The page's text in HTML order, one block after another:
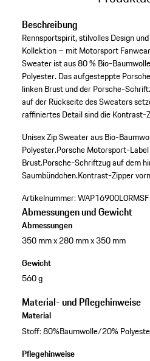
Beschreibung
Rennsportspirit, stilvolles Design
Kollektion – mit Motorsport
Sweater ist aus 80 % Bio-
Polyester. Das aufgesteppte
linken Brust und der Porsche-
auf der Rückseite des Sweaters
raffiniertes Detail sind die Kontrast-
Unisex Zip Sweater aus Bio-
Polyester.Porsche Motorsport-
Brust.Porsche-Schriftzug auf dem
Saumbündchen.Kontrast-Zipper
Artikelnummer:WAP16900L0RMSF
Abmessungen und Gewicht
Abmessungen
350 mm x 280 mm x 350 mm
Gewicht
560 g
Material- und Pflegehinweise
Material
Stoff: 80%Baumwolle/20%
Pflegehinweise